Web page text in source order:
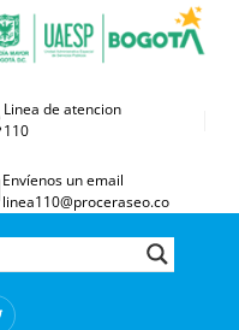
Linea de atencion
110
Envíenos un email
linea110@proceraseo.co